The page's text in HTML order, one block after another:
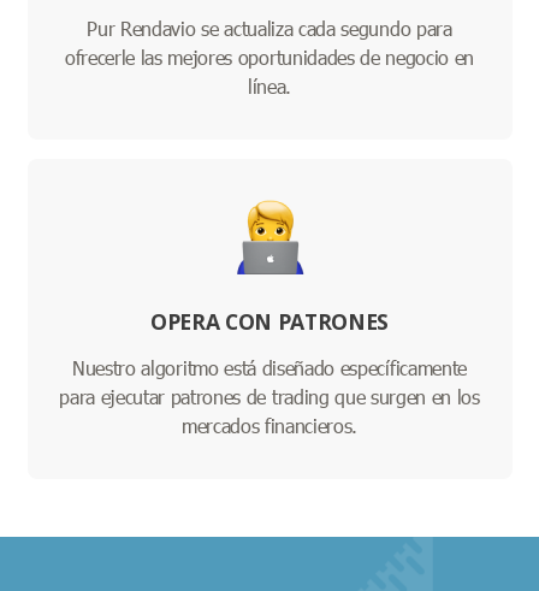
Pur Rendavio se actualiza cada segundo para
ofrecerle las mejores oportunidades de negocio en
línea.
OPERA CON PATRONES
Nuestro algoritmo está diseñado específicamente
para ejecutar patrones de trading que surgen en los
mercados financieros.